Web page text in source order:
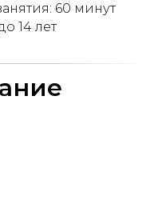
60 минут
14 лет